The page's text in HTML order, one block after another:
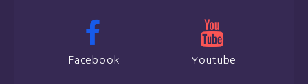
Facebook Youtube